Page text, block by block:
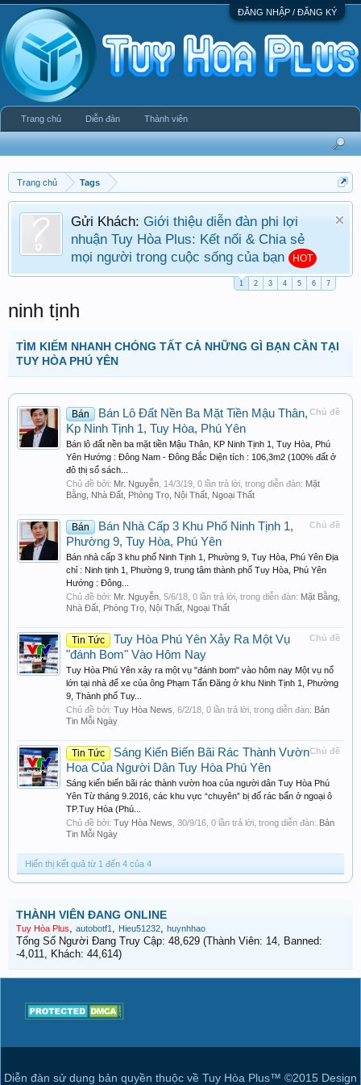
ĐĂNG NHẬP / ĐĂNG KÝ
Trang chủ Tags
Gửi Khách: Giới thiệu diễn đàn phi lợi
nhuận Tuy Hòa Plus: Kết nối & Chia sẻ
mọi người trong cuộc sống của bạn
HOT
1 2 3 4 5 6 7
ninh tịnh
TÌM KIẾM NHANH CHÓNG TẤT CẢ NHỮNG GÌ BẠN CẦN TẠI
TUY HÒA PHÚ YÊN
Chủ đề
Bán
Bán Lô Đất Nền Ba Mặt Tiền Mậu Thân,
Kp Ninh Tịnh 1, Tuy Hòa, Phú Yên
Bán lô đất nền ba mặt tiền Mậu Thân, KP Ninh Tịnh 1, Tuy Hòa, Phú
Yên Hướng : Đông Nam - Đông Bắc Diện tích : 106,3m2 (100% đất ở
đô thị sổ sách...
Chủ đề bởi: Mr. Nguyễn 14/3/19 , 0 lần trả lời, trong diễn đàn: Mặt
Bằng, Nhà Đất, Phòng Trọ, Nội Thất, Ngoại Thất
Chủ đề
Bán
Bán Nhà Cấp 3 Khu Phố Ninh Tịnh 1,
Phường 9, Tuy Hòa, Phú Yên
Bán nhà cấp 3 khu phố Ninh Tịnh 1, Phường 9, Tuy Hòa, Phú Yên Địa
chỉ : Ninh tịnh 1, Phường 9, trung tâm thành phố Tuy Hòa, Phú Yên
Hướng : Đông...
Chủ đề bởi: Mr. Nguyễn 5/6/18 , 0 lần trả lời, trong diễn đàn: Mặt Bằng,
Nhà Đất, Phòng Trọ, Nội Thất, Ngoại Thất
Chủ đề
Tin Tức
Tuy Hòa Phú Yên Xảy Ra Một Vụ
"đánh Bom" Vào Hôm Nay
Tuy Hòa Phú Yên xảy ra một vụ "đánh bom" vào hôm nay Một vụ nổ
lớn tại nhà để xe của ông Phạm Tấn Đăng ở khu Ninh Tịnh 1, Phường
9, Thành phố Tuy...
Chủ đề bởi: Tuy Hòa News 6/2/18 , 0 lần trả lời, trong diễn đàn: Bản
Tin Mỗi Ngày
Chủ đề
Tin Tức
Sáng Kiến Biến Bãi Rác Thành Vườn
Hoa Của Người Dân Tuy Hòa Phú Yên
Sáng kiến biến bãi rác thành vườn hoa của người dân Tuy Hòa Phú
Yên Từ tháng 9.2016, các khu vực “chuyên” bị đổ rác bẩn ở ngoại ô
TP.Tuy Hòa (Phú...
Chủ đề bởi: Tuy Hòa News 30/9/16 , 0 lần trả lời, trong diễn đàn: Bản
Tin Mỗi Ngày
Hiển thị kết quả từ 1 đến 4 của 4
THÀNH VIÊN ĐANG ONLINE
Tuy Hòa Plus, autobotf1 , Hieu51232, huynhhao
Tổng Số Người Đang Truy Cập: 48,629 (Thành Viên: 14, Banned:
-4,011, Khách: 44,614)
Trang chủ Diễn đàn Thành viên
Diễn đàn sử dụng bản quyền thuộc về Tuy Hòa Plus™ ©2015 Design